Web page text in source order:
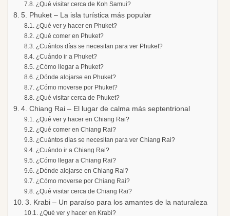
¿Qué visitar cerca de Koh Samui?
5. Phuket – La isla turística más popular
¿Qué ver y hacer en Phuket?
¿Qué comer en Phuket?
¿Cuántos días se necesitan para ver Phuket?
¿Cuándo ir a Phuket?
¿Cómo llegar a Phuket?
¿Dónde alojarse en Phuket?
¿Cómo moverse por Phuket?
¿Qué visitar cerca de Phuket?
4. Chiang Rai – El lugar de calma más septentrional
¿Qué ver y hacer en Chiang Rai?
¿Qué comer en Chiang Rai?
¿Cuántos días se necesitan para ver Chiang Rai?
¿Cuándo ir a Chiang Rai?
¿Cómo llegar a Chiang Rai?
¿Dónde alojarse en Chiang Rai?
¿Cómo moverse por Chiang Rai?
¿Qué visitar cerca de Chiang Rai?
3. Krabi – Un paraíso para los amantes de la naturaleza
¿Qué ver y hacer en Krabi?